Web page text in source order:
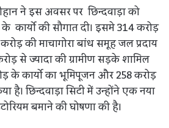
ने इस अवसर पर छिन्दवाड़ा को
कार्यो की सौगात दी। इसमे 314 करोड़
की माचागोरा बांध समूह जल प्रदाय
से ज्यादा की ग्रामीण सड़के शामिल
के कार्यो का भूमिपूजन और 258 करोड़
है। छिन्दवाड़ा सिटी में उन्होंने एक नया
बमाने की घोषणा की है।